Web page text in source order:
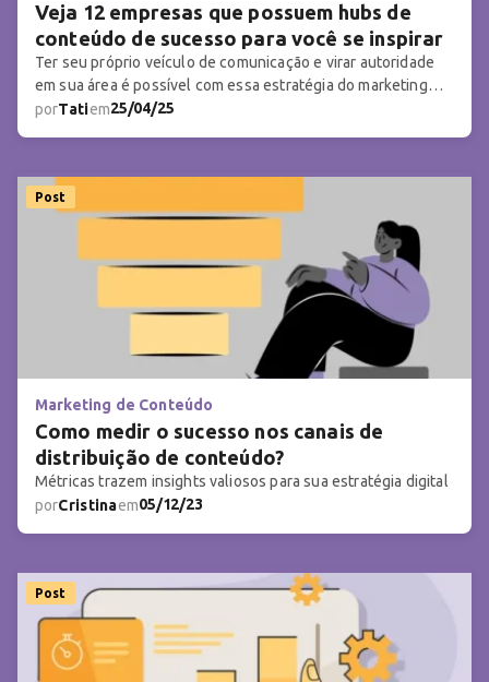
Veja 12 empresas que possuem hubs de
conteúdo de sucesso para você se inspirar
Ter seu próprio veículo de comunicação e virar autoridade
em sua área é possível com essa estratégia do marketing
digital
porTatiem25/04/25
Marketing de Conteúdo
Como medir o sucesso nos canais de
distribuição de conteúdo?
Métricas trazem insights valiosos para sua estratégia digital
porCristinaem05/12/23
Post
Post